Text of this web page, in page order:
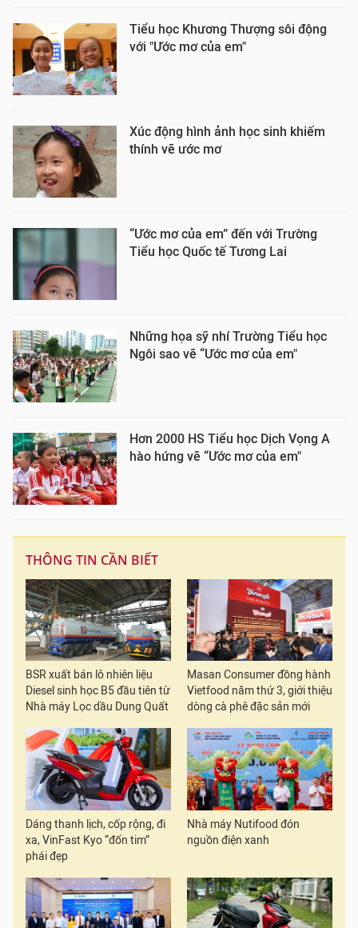
Tiểu học Khương Thượng sôi động
với "Ước mơ của em"
Xúc động hình ảnh học sinh khiếm
thính vẽ ước mơ
“Ước mơ của em” đến với Trường
Tiểu học Quốc tế Tương Lai
Những họa sỹ nhí Trường Tiểu học
Ngôi sao vẽ “Ước mơ của em"
Hơn 2000 HS Tiểu học Dịch Vọng A
hào hứng vẽ “Ước mơ của em"
THÔNG TIN CẦN BIẾT
BSR xuất bán lô nhiên liệu
Diesel sinh học B5 đầu tiên từ
Nhà máy Lọc dầu Dung Quất
Masan Consumer đồng hành
Vietfood năm thứ 3, giới thiệu
dòng cà phê đặc sản mới
Dáng thanh lịch, cốp rộng, đi
xa, VinFast Kyo “đốn tim”
phái đẹp
Nhà máy Nutifood đón
nguồn điện xanh